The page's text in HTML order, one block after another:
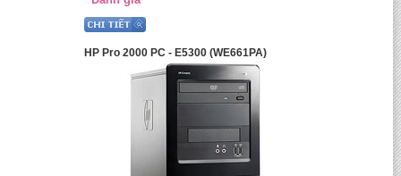
HP Pro 2000 PC - E5300 (WE661PA)